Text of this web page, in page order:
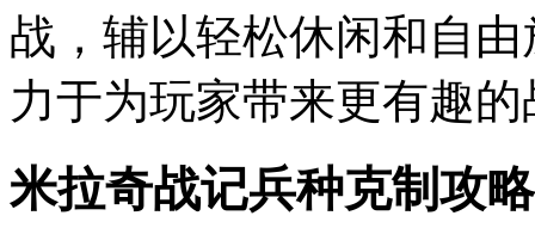
战，辅以轻松休闲和自
力于为玩家带来更有趣
米拉奇战记兵种克制攻略